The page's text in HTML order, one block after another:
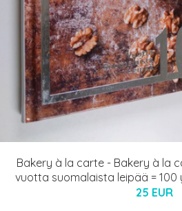
Bakery à la carte - Bakery à la
vuotta suomalaista leipää = 100
25 EUR